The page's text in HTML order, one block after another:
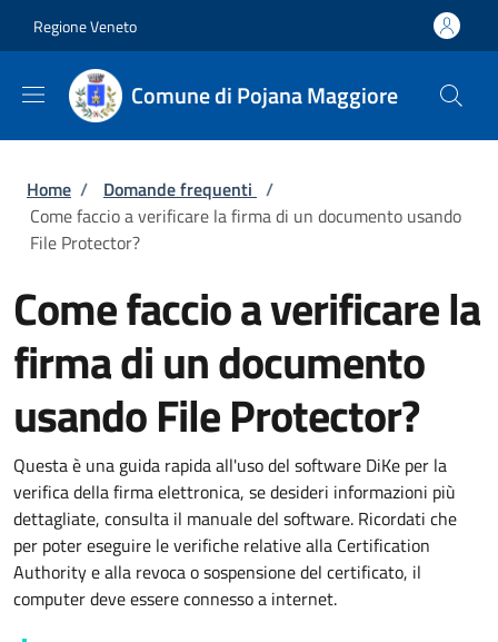
Regione Veneto
Comune di Pojana Maggiore
Briciole di pane
Home / Domande frequenti /
Come faccio a verificare la firma di un documento usando
File Protector?
Come faccio a verificare la
firma di un documento
usando File Protector?
Questa è una guida rapida all'uso del software DiKe per la
verifica della firma elettronica, se desideri informazioni più
dettagliate, consulta il manuale del software. Ricordati che
per poter eseguire le verifiche relative alla Certification
Authority e alla revoca o sospensione del certificato, il
computer deve essere connesso a internet.